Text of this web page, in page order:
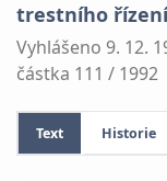
trestního řízení
Vyhlášeno 9. 12.
částka 111 / 1992
Text Historie